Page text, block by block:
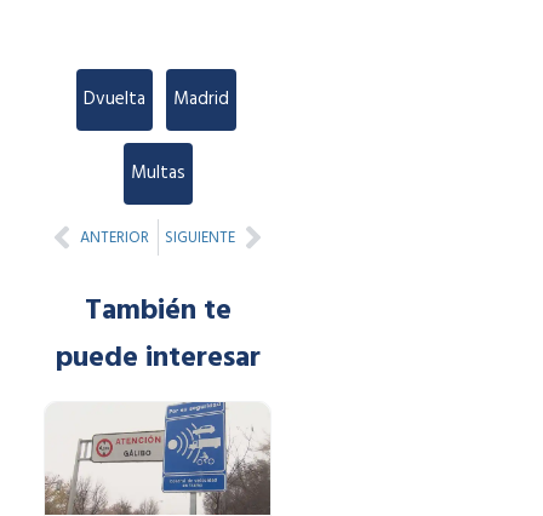
Dvuelta Madrid
Multas
Prev
ANTERIOR SIGUIENTENext
También te
puede interesar